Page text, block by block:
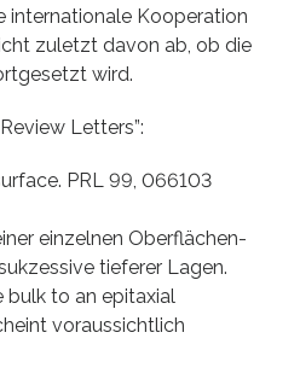
internationale Kooperation
zuletzt davon ab, ob die
wird.
Letters”:
PRL 99, 066103
einzelnen Oberflächen-
tieferer Lagen.
bulk to an epitaxial
voraussichtlich